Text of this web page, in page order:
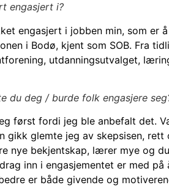
engasjert i?
engasjert i jobben min, som er
i Bodø, kjent som SOB. Fra
utdanningsutvalget,
du deg / burde folk engasjere
først fordi jeg ble anbefalt det.
gikk glemte jeg av skepsisen,
nye bekjentskap, lærer mye og
inn i engasjementet er med på
er både givende og